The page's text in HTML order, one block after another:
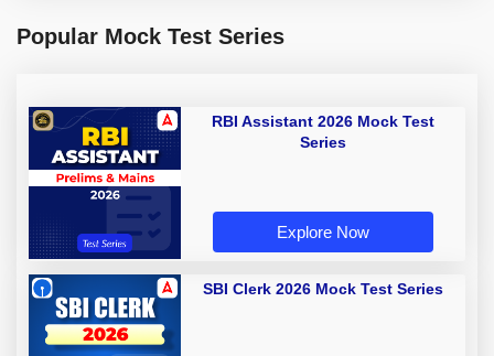
Popular Mock Test Series
RBI Assistant 2026 Mock Test
Series
Explore Now
SBI Clerk 2026 Mock Test Series